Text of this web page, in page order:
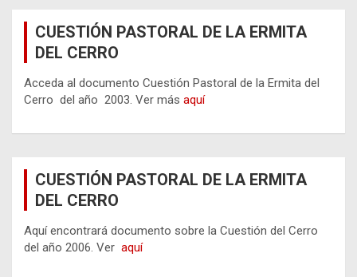
CUESTIÓN PASTORAL DE LA ERMITA
DEL CERRO
Acceda al documento Cuestión Pastoral de la Ermita del
Cerro del año 2003. Ver más aquí
CUESTIÓN PASTORAL DE LA ERMITA
DEL CERRO
Aquí encontrará documento sobre la Cuestión del Cerro
del año 2006. Ver aquí